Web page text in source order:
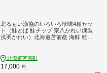
北るもい漁協のいろいろ珍味4種セッ
ト（鮭とば 鮭チップ 宗八かれい燻製
浅羽かれい）北海道苫前産 海鮮 乾物
北海道苫前町
17,000 円